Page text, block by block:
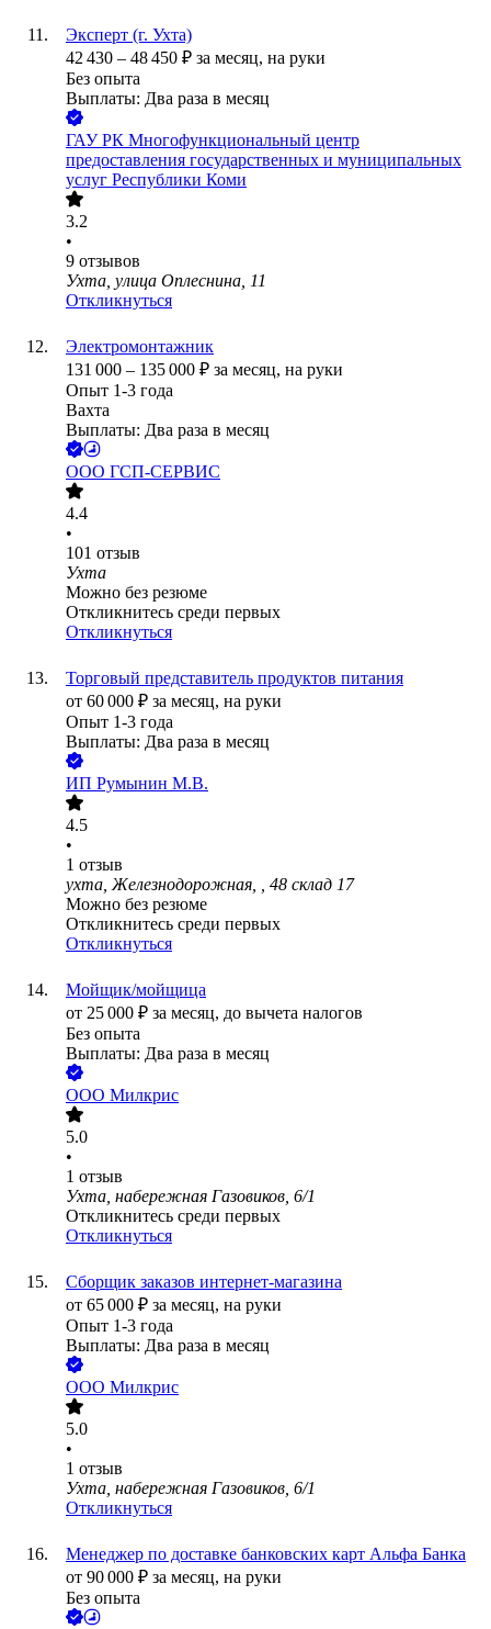
Эксперт (г. Ухта)
42 430 – 48 450 ₽ за месяц, на руки
Без опыта
Выплаты: Два раза в месяц
ГАУ РК Многофункциональный центр
предоставления государственных и муниципальных
услуг Республики Коми
3.2
•
9 отзывов
Ухта, улица Оплеснина, 11
Откликнуться
Электромонтажник
131 000 – 135 000 ₽ за месяц, на руки
Опыт 1-3 года
Вахта
Выплаты: Два раза в месяц
ООО ГСП-СЕРВИС
4.4
•
101 отзыв
Ухта
Можно без резюме
Откликнитесь среди первых
Откликнуться
Торговый представитель продуктов питания
от 60 000 ₽ за месяц, на руки
Опыт 1-3 года
Выплаты: Два раза в месяц
ИП Румынин М.В.
4.5
•
1 отзыв
ухта, Железнодорожная, , 48 склад 17
Можно без резюме
Откликнитесь среди первых
Откликнуться
Мойщик/мойщица
от 25 000 ₽ за месяц, до вычета налогов
Без опыта
Выплаты: Два раза в месяц
ООО Милкрис
5.0
•
1 отзыв
Ухта, набережная Газовиков, 6/1
Откликнитесь среди первых
Откликнуться
Сборщик заказов интернет-магазина
от 65 000 ₽ за месяц, на руки
Опыт 1-3 года
Выплаты: Два раза в месяц
ООО Милкрис
5.0
•
1 отзыв
Ухта, набережная Газовиков, 6/1
Откликнуться
Менеджер по доставке банковских карт Альфа Банка
от 90 000 ₽ за месяц, на руки
Без опыта